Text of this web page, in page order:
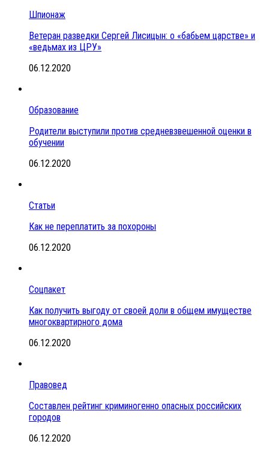
Шпионаж
Ветеран разведки Сергей Лисицын: о «бабьем царстве» и
«ведьмах из ЦРУ»
06.12.2020
Образование
Родители выступили против средневзвешенной оценки в
обучении
06.12.2020
Статьи
Как не переплатить за похороны
06.12.2020
Соцпакет
Как получить выгоду от своей доли в общем имуществе
многоквартирного дома
06.12.2020
Правовед
Составлен рейтинг криминогенно опасных российских
городов
06.12.2020